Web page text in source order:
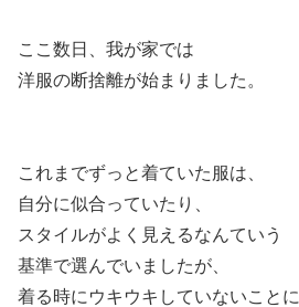
ここ数日、我が家では
洋服の断捨離が始まりました。
これまでずっと着ていた服は、
自分に似合っていたり、
スタイルがよく見えるなんていう
基準で選んでいましたが、
着る時にウキウキしていないことに